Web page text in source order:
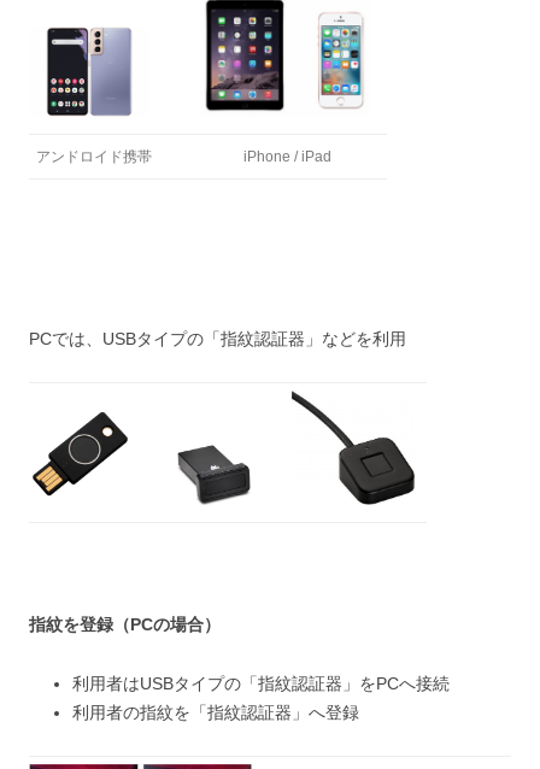
アンドロイド携帯 iPhone / iPad
PCでは、USBタイプの「指紋認証器」などを利用
指紋を登録 （PCの場合）
利用者はUSBタイプの「指紋認証器」をPCへ接続
利用者の指紋を「指紋認証器」へ登録